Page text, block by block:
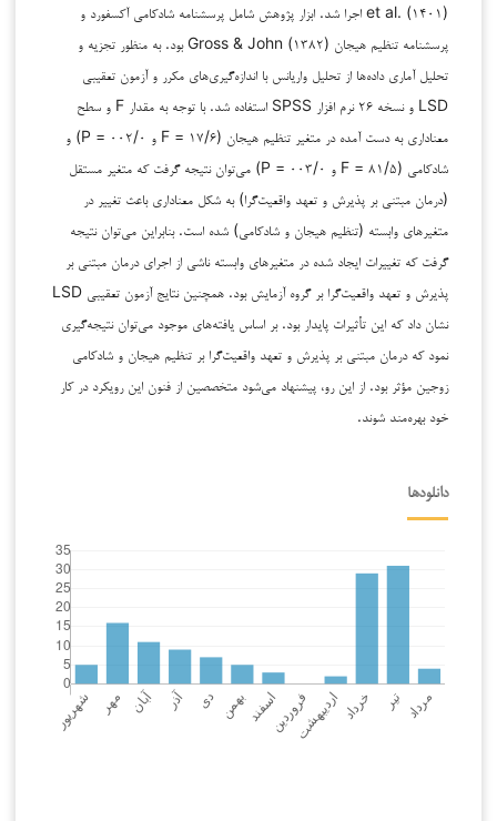
et al. (۱۴۰۱) اجرا شد. ابزار پژوهش شامل پرسشنامه شادکامی آکسفورد و
پرسشنامه تنظیم هیجان Gross & John (۱۳۸۲) بود. به منظور تجزیه و
تحلیل آماری داده‌ها از تحلیل واریانس با اندازه‌گیری‌های مکرر و آزمون تعقیبی
LSD و نسخه ۲۶ نرم افزار SPSS استفاده شد. با توجه به مقدار F و سطح
معناداری به دست آمده در متغیر تنظیم هیجان (۱۷/۶ = F و ۰۰۲/۰ = P) و
شادکامی (۸۱/۵ = F و ۰۰۳/۰ = P) می‌توان نتیجه گرفت که متغیر مستقل
(درمان مبتنی بر پذیرش و تعهد واقعیت‌گرا) به شکل معناداری باعث تغییر در
متغیرهای وابسته (تنظیم هیجان و شادکامی) شده است. بنابراین می‌توان نتیجه
گرفت که تغییرات ایجاد شده در متغیرهای وابسته ناشی از اجرای درمان مبتنی بر
پذیرش و تعهد واقعیت‌گرا بر گروه آزمایش بود. همچنین نتایج آزمون تعقیبی LSD
نشان داد که این تأثیرات پایدار بود. بر اساس یافته‌های موجود می‌توان نتیجه‌گیری
نمود که درمان مبتنی بر پذیرش و تعهد واقعیت‌گرا بر تنظیم هیجان و شادکامی
زوجین مؤثر بود. از این رو، پیشنهاد می‌شود متخصصین از فنون این رویکرد در کار
خود بهره‌مند شوند.
دانلودها